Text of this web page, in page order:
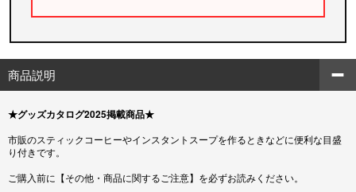
商品説明
★グッズカタログ2025掲載商品★
市販のスティックコーヒーやインスタントスープを作るときなどに便利な目盛
り付きです。
ご購入前に【その他・商品に関するご注意】を必ずお読みください。